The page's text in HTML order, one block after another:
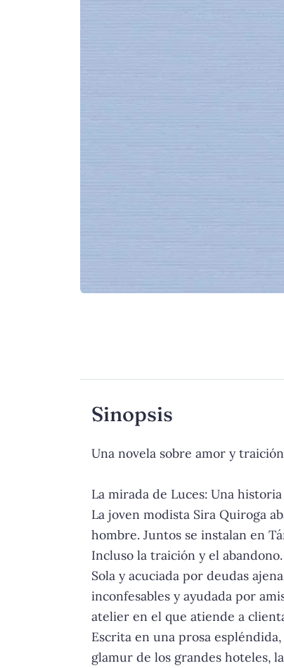
Sinopsis
Una novela sobre amor y
La mirada de Luces: Una
La joven modista Sira Quiroga
hombre. Juntos se instalan en
Incluso la traición y el abandono.
Sola y acuciada por deudas
inconfesables y ayudada por
atelier en el que atiende a
Escrita en una prosa
glamur de los grandes hoteles,